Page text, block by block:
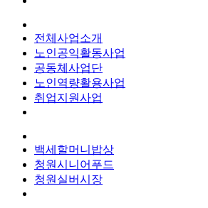
전체사업소개
노인공익활동사업
공동체사업단
노인역량활용사업
취업지원사업
백세할머니밥상
청원시니어푸드
청원실버시장